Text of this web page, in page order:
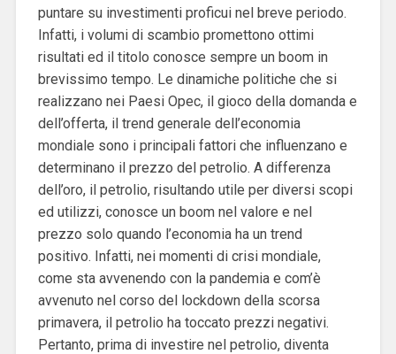
puntare su investimenti proficui nel breve periodo.
Infatti, i volumi di scambio promettono ottimi
risultati ed il titolo conosce sempre un boom in
brevissimo tempo. Le dinamiche politiche che si
realizzano nei Paesi Opec, il gioco della domanda e
dell’offerta, il trend generale dell’economia
mondiale sono i principali fattori che influenzano e
determinano il prezzo del petrolio. A differenza
dell’oro, il petrolio, risultando utile per diversi scopi
ed utilizzi, conosce un boom nel valore e nel
prezzo solo quando l’economia ha un trend
positivo. Infatti, nei momenti di crisi mondiale,
come sta avvenendo con la pandemia e com’è
avvenuto nel corso del lockdown della scorsa
primavera, il petrolio ha toccato prezzi negativi.
Pertanto, prima di investire nel petrolio, diventa